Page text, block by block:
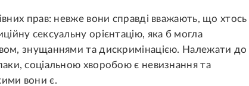
прав: невже вони справді вважають, що хтось
сексуальну орієнтацію, яка б могла
знущаннями та дискримінацією. Належати до
соціальною хворобою є невизнання та
вони є.